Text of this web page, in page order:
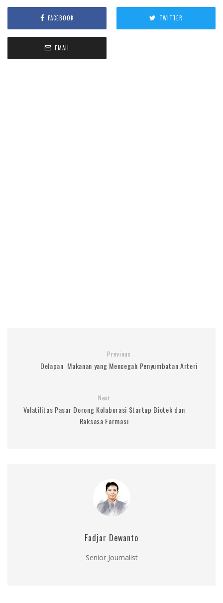
FACEBOOK TWITTER
EMAIL
Previous
Delapan Makanan yang Mencegah Penyumbatan Arteri
Next
Volatilitas Pasar Dorong Kolaborasi Startup Biotek dan
Raksasa Farmasi
Fadjar Dewanto
Senior Journalist